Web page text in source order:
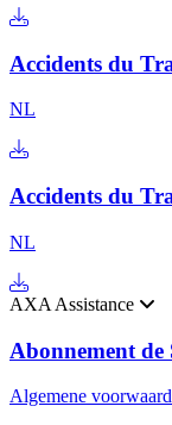
Accidents du
NL
Accidents du
NL
AXA Assistance
Abonnement de
Algemene